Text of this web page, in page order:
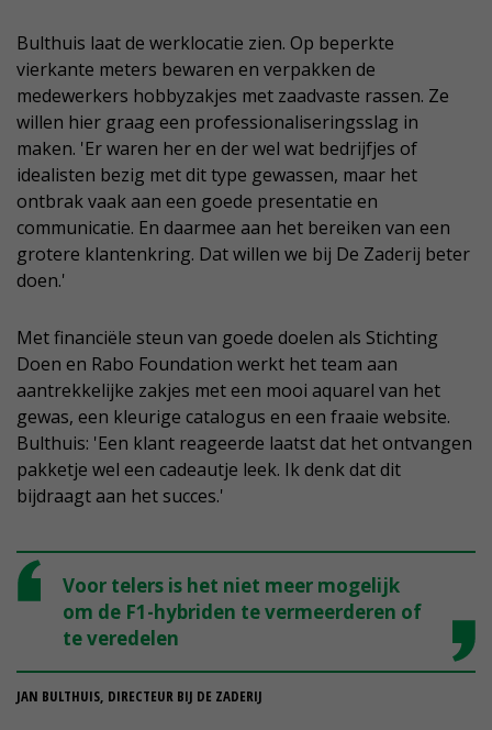
Bulthuis laat de werklocatie zien. Op beperkte
vierkante meters bewaren en verpakken de
medewerkers hobbyzakjes met zaadvaste rassen. Ze
willen hier graag een professionaliseringsslag in
maken. 'Er waren her en der wel wat bedrijfjes of
idealisten bezig met dit type gewassen, maar het
ontbrak vaak aan een goede presentatie en
communicatie. En daarmee aan het bereiken van een
grotere klantenkring. Dat willen we bij De Zaderij beter
doen.'
Met financiële steun van goede doelen als Stichting
Doen en Rabo Foundation werkt het team aan
aantrekkelijke zakjes met een mooi aquarel van het
gewas, een kleurige catalogus en een fraaie website.
Bulthuis: 'Een klant reageerde laatst dat het ontvangen
pakketje wel een cadeautje leek. Ik denk dat dit
bijdraagt aan het succes.'
Voor telers is het niet meer mogelijk
om de F1-hybriden te vermeerderen of
te veredelen
JAN BULTHUIS, DIRECTEUR BIJ DE ZADERIJ